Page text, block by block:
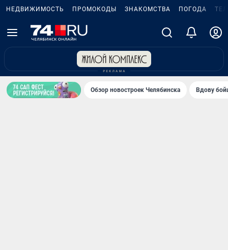
НЕДВИЖИМОСТЬ ПРОМОКОДЫ ЗНАКОМСТВА ПОГОДА
Обзор новостроек Челябинска Вдову